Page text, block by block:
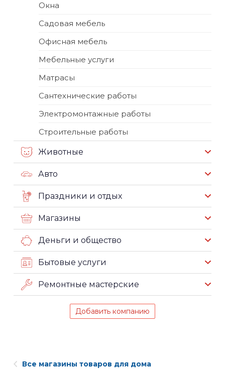
Окна
Садовая мебель
Офисная мебель
Мебельные услуги
Матрасы
Сантехнические работы
Электромонтажные работы
Строительные работы
Животные
Авто
Праздники и отдых
Магазины
Деньги и общество
Бытовые услуги
Ремонтные мастерские
Добавить компанию
Все магазины товаров для дома